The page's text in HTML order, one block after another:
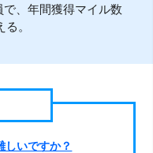
、年間獲得マイル数
。
しいですか？